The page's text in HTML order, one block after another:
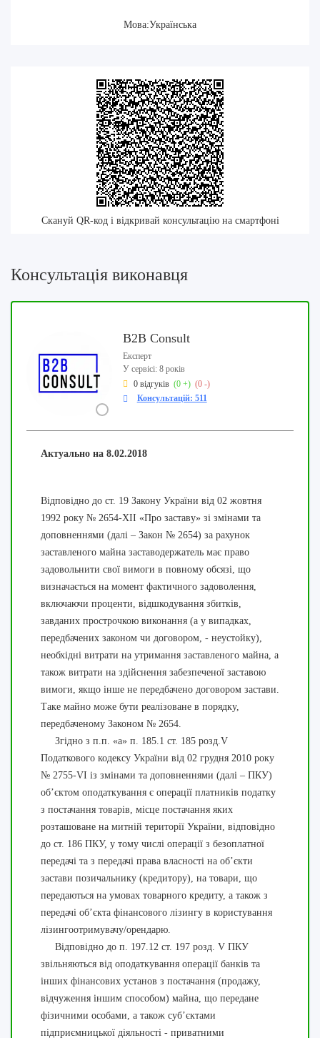
Мова:Українська
Скануй QR-код і відкривай консультацію на смартфоні
Консультація виконавця
B2B Consult
Експерт
У сервісі: 8 років
0 відгуків (0 +) (0 -)
Консультацій: 511
Актуально на 8.02.2018
Відповідно до ст. 19 Закону України від 02 жовтня
1992 року № 2654-XII «Про заставу» зі змінами та
доповненнями (далі – Закон № 2654) за рахунок
заставленого майна заставодержатель має право
задовольнити свої вимоги в повному обсязі, що
визначається на момент фактичного задоволення,
включаючи проценти, відшкодування збитків,
завданих прострочкою виконання (а у випадках,
передбачених законом чи договором, - неустойку),
необхідні витрати на утримання заставленого майна, а
також витрати на здійснення забезпеченої заставою
вимоги, якщо інше не передбачено договором застави.
Таке майно може бути реалізоване в порядку,
передбаченому Законом № 2654.
Згідно з п.п. «а» п. 185.1 ст. 185 розд.V
Податкового кодексу України від 02 грудня 2010 року
№ 2755-VI із змінами та доповненнями (далі – ПКУ)
об’єктом оподаткування є операції платників податку
з постачання товарів, місце постачання яких
розташоване на митній території України, відповідно
до ст. 186 ПКУ, у тому числі операції з безоплатної
передачі та з передачі права власності на об’єкти
застави позичальнику (кредитору), на товари, що
передаються на умовах товарного кредиту, а також з
передачі об’єкта фінансового лізингу в користування
лізингоотримувачу/орендарю.
Відповідно до п. 197.12 ст. 197 розд. V ПКУ
звільняються від оподаткування операції банків та
інших фінансових установ з постачання (продажу,
відчуження іншим способом) майна, що передане
фізичними особами, а також суб’єктами
підприємницької діяльності - приватними